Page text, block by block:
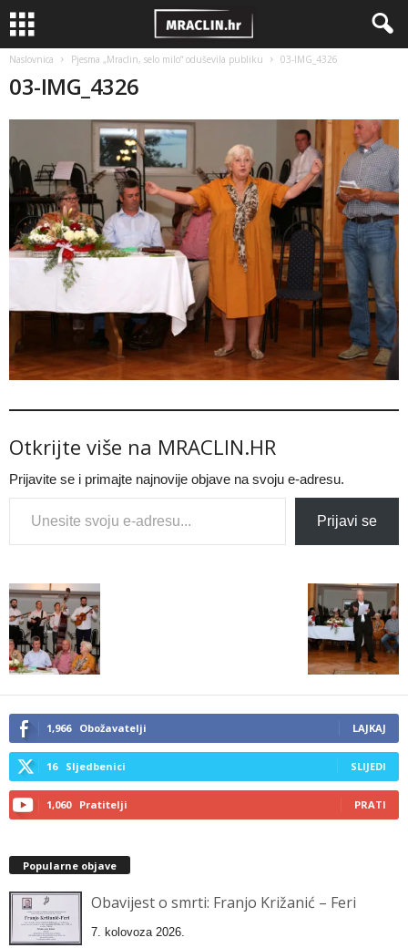
Naslovnica Pjesma „Mraclin, selo milo“ oduševila publiku 03-IMG_4326
03-IMG_4326
Otkrijte više na MRACLIN.HR
Prijavite se i primajte najnovije objave na svoju e-adresu.
Type your email…
Prijavi se
1,966 Obožavatelji LAJKAJ
16 Sljedbenici SLIJEDI
1,060 Pratitelji PRATI
Popularne objave
Obavijest o smrti: Franjo Križanić – Feri
7. kolovoza 2026.